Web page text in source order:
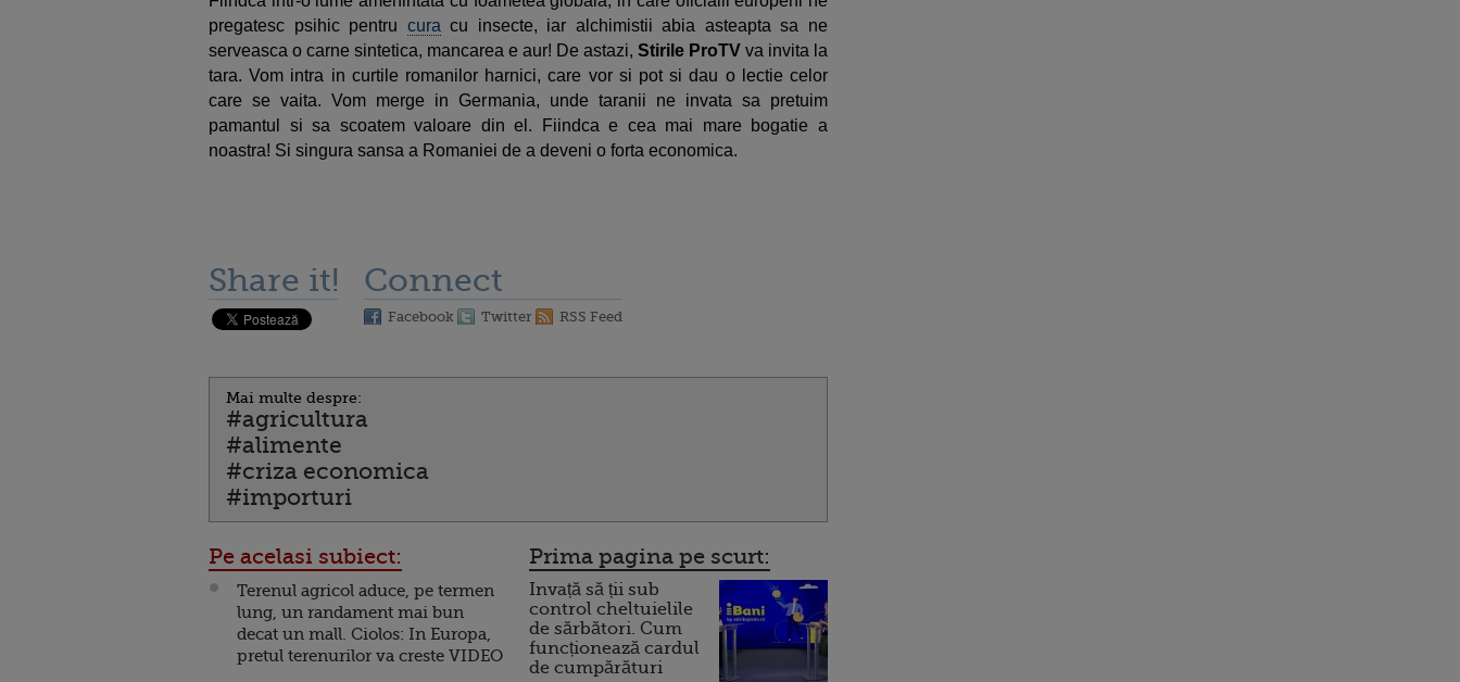
pregatesc psihic pentru cura cu insecte, iar alchimistii abia asteapta sa ne
serveasca o carne sintetica, mancarea e aur! De astazi, Stirile ProTV va invita la
tara. Vom intra in curtile romanilor harnici, care vor si pot si dau o lectie celor
care se vaita. Vom merge in Germania, unde taranii ne invata sa pretuim
pamantul si sa scoatem valoare din el. Fiindca e cea mai mare bogatie a
noastra! Si singura sansa a Romaniei de a deveni o forta economica.
Share it! Connect
Facebook Twitter RSS Feed
Mai multe despre:
#agricultura
#alimente
#criza economica
#importuri
Pe acelasi subiect:
Terenul agricol aduce, pe termen
lung, un randament mai bun
decat un mall. Ciolos: In Europa,
pretul terenurilor va creste VIDEO
Prima pagina pe scurt:
Invață să ții sub
control cheltuielile
de sărbători. Cum
funcționează cardul
de cumpărături